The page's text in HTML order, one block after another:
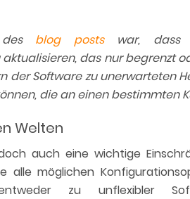
des blog posts war,
aktualisieren, das nur begrenzt
der Software zu unerwarteten
die an einen bestimmten
Welten
auch eine wichtige
alle möglichen
zu unflexibler